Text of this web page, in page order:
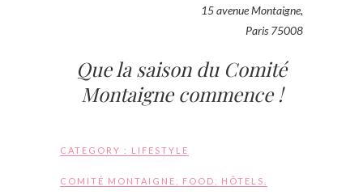
15 avenue Montaigne,
Paris 75008
Que la saison du Comité
Montaigne commence !
CATEGORY : LIFESTYLE
COMITÉ MONTAIGNE FOOD HÔTELS